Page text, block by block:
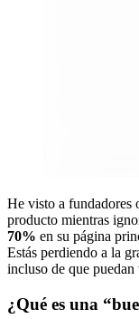
He visto a fundadores
producto mientras
70% en su página
Estás perdiendo a la
incluso de que
¿Qué es una